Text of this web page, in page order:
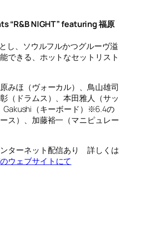
“R&B NIGHT” featuring 福原
し、ソウルフルかつグルーヴ溢
できる、ホットなセットリスト
みほ（ヴォーカル）、鳥山雄司
（ドラムス）、本田雅人（サッ
（キーボード）※6.4の
ス）、加藤裕一（マニピュレー
ターネット配信あり 詳しくは
のウェブサイトにて